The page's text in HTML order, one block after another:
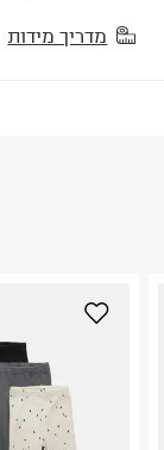
מדריך מידות